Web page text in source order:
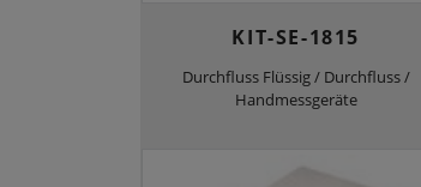
KIT-SE-1815
Durchfluss Flüssig / Durchfluss /
Handmessgeräte